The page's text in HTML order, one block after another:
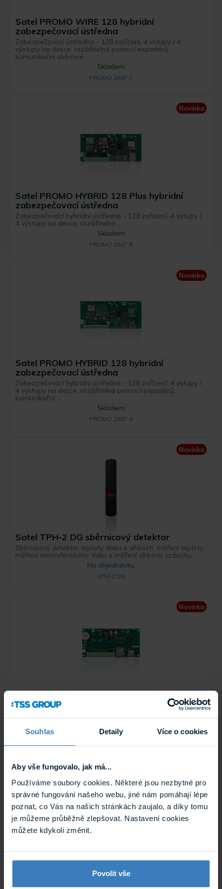
Souhlas Detaily Více o cookies
Aby vše fungovalo, jak má...
Používáme soubory cookies. Některé jsou nezbytné pro
správné fungování našeho webu, jiné nám pomáhají lépe
poznat, co Vás na našich stránkách zaujalo, a díky tomu
je můžeme průběžně zlepšovat. Nastavení cookies
můžete kdykoli změnit.
Povolit vše
Satel PROMO WIRE 128 hybridní
zabezpečovací ústředna
Zabezpečovací ústředna - 128 zařízení, 4 vstupy / 4
výstupy na desce, rozšiřitelná pomocí expadérů,
komunikační sběrnice ...
Skladem
PROMO 2607 C
Novinka
Satel PROMO HYBRID 128 Plus hybridní
zabezpečovací ústředna
Zabezpečovací hybridní ústředna - 128 zařízení, 4 vstupy /
4 výstupy na desce, rozšiřitelná ...
Skladem
PROMO 2607 B
Novinka
Satel PROMO HYBRID 128 hybridní
zabezpečovací ústředna
Zabezpečovací hybridní ústředna - 128 zařízení, 4 vstupy /
4 výstupy na desce, rozšiřitelná pomocí expadérů,
komunikační ...
Skladem
PROMO 2607 A
Novinka
Satel TPH-2 DG sběrnicový detektor
Sběrnicový detektor teploty, tlaku a vlhkosti, měření teploty,
měření atmosférického tlaku a měření vlhkosti vzduchu.
Na objednávku
TPH-2 DG
Novinka
Satel WIRE 128 hybridní zabezpečovací
ústředna
komunikační sběrnice ...
Novinka
Satel USB-RS485 převodník USB / RS-485
Převodník USB/RS-485 - Slouží k připojení zařízení s
rozhraním RS-485, programování a aktualizace zařízení s